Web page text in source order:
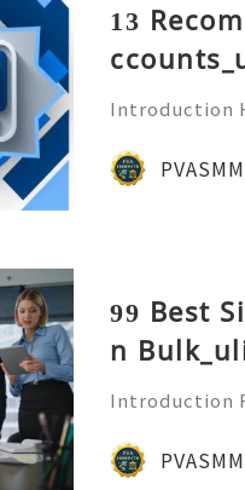
13
Introduction
o? An old
t’s a
99 Best
n
Introduction
hting entire
"clip" of